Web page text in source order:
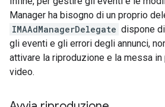
Manager ha bisogno di un proprio
IMAAdManagerDelegate dispone
gli eventi e gli errori degli annunci,
attivare la riproduzione e la messa
video.